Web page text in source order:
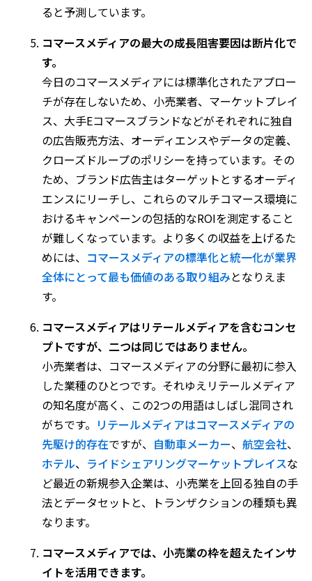
ると予測しています。
コマースメディアの最大の成長阻害要因は断片化で
す。
今日のコマースメディアには標準化されたアプロー
チが存在しないため、小売業者、マーケットプレイ
ス、大手Eコマースブランドなどがそれぞれに独自
の広告販売方法、オーディエンスやデータの定義、
クローズドループのポリシーを持っています。その
ため、ブランド広告主はターゲットとするオーディ
エンスにリーチし、これらのマルチコマース環境に
おけるキャンペーンの包括的なROIを測定すること
が難しくなっています。より多くの収益を上げるた
めには、 コマースメディアの標準化と統一化が業界
全体にとって最も価値のある取り組みとなりえま
す。
コマースメディアはリテールメディアを含むコンセ
プトですが、二つは同じではありません。
小売業者は、コマースメディアの分野に最初に参入
した業種のひとつです。それゆえリテールメディア
の知名度が高く、この2つの用語はしばし混同され
がちです。 リテールメディアはコマースメディアの
先駆け的存在ですが、 自動車メーカー、 航空会社、
ホテル、 ライドシェアリングマーケットプレイスな
ど最近の新規参入企業は、小売業を上回る独自の手
法とデータセットと、トランザクションの種類も異
なります。
コマースメディアでは、小売業の枠を超えたインサ
イトを活用できます。